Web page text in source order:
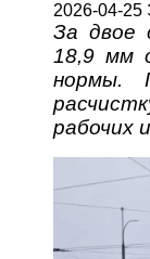
2026-04-25
За двое
18,9 мм
нормы.
рабочих